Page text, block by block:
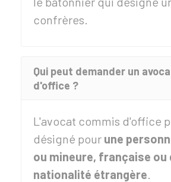
confrères.
Qui peut demander un
d'office ?
L'avocat commis d'office
désigné pour une
ou mineure, française ou
nationalité étrangère.